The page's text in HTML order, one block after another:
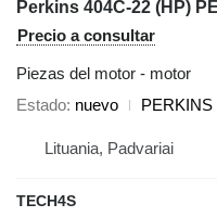
Precio a consultar
Piezas del motor - motor
Estado nuevo PERKINS
Lituania, Padvariai
TECH4S